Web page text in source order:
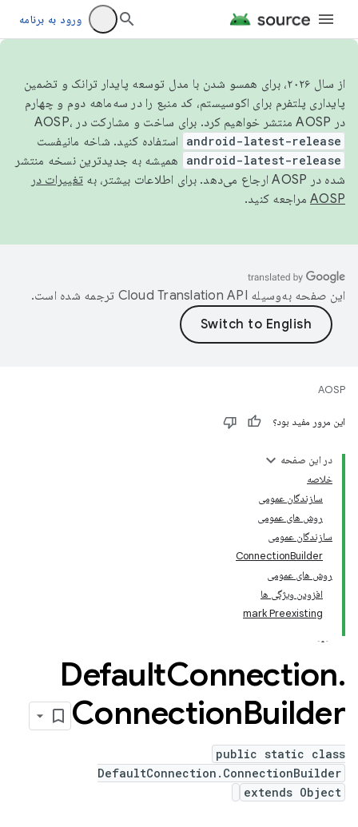
ورود به برنامه
از سال ۲۰۲۶، برای همسو شدن با مدل توسعه پایدار ترانک و تضمین
پایداری پلتفرم برای اکوسیستم، کد منبع را در سه‌ماهه دوم و چهارم
در AOSP منتشر خواهیم کرد. برای ساخت و مشارکت در AOSP،
android-latest-release استفاده کنید. شاخه مانیفست
android-latest-release
همیشه به جدیدترین نسخه منتشر
شده در AOSP ارجاع می‌دهد. برای اطلاعات بیشتر، به
تغییرات در
AOSP مراجعه کنید.
این صفحه به‌وسیله ترجمه شده است.
AOSP
این مرور مفید بود؟
در این صفحه
خلاصه
سازندگان عمومی
روش های عمومی
سازندگان عمومی
ConnectionBuilder
روش های عمومی
افزودن ویژگی ها
mark Preexisting
DefaultConnection.
ConnectionBuilder
public static class
DefaultConnection.ConnectionBuilder
extends Object